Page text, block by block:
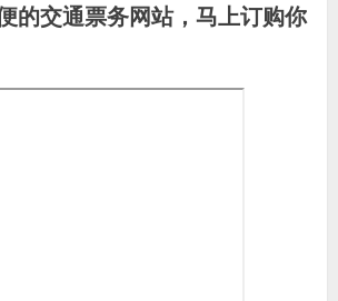
的交通票务网站，马上订购你